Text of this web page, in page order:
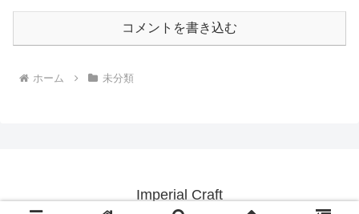
コメントを書き込む
ホーム 未分類
Imperial Craft